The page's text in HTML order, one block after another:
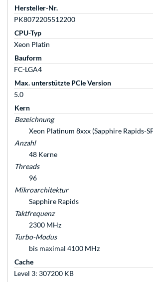
Hersteller-Nr.
PK8072205512200
CPU-Typ
Xeon Platin
Bauform
FC-LGA4
Max. unterstützte PCIe Version
5.0
Kern
Bezeichnung
Xeon Platinum 8xxx (Sapphire Rapids-
Anzahl
48 Kerne
Threads
96
Mikroarchitektur
Sapphire Rapids
Taktfrequenz
2300 MHz
Turbo-Modus
bis maximal 4100 MHz
Cache
Level 3: 307200 KB